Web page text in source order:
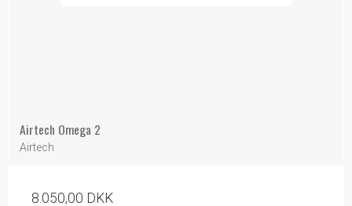
Airtech Omega 2
Airtech
8.050,00 DKK